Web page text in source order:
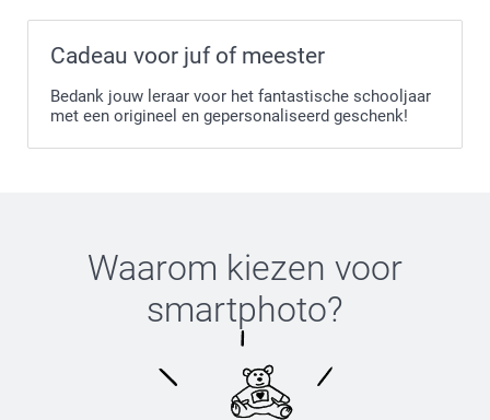
Cadeau voor juf of meester
Bedank jouw leraar voor het fantastische schooljaar
met een origineel en gepersonaliseerd geschenk!
Waarom kiezen voor
smartphoto?